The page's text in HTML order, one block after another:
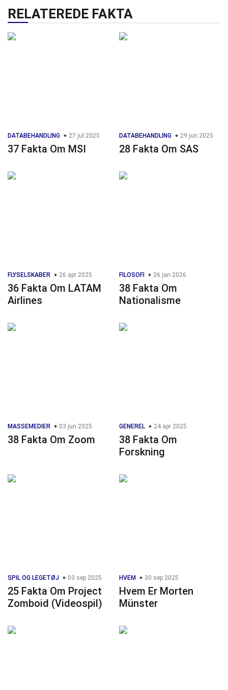
RELATEREDE FAKTA
DATABEHANDLING 27 jul 2025
37 Fakta Om MSI
DATABEHANDLING 29 jun 2025
28 Fakta Om SAS
FLYSELSKABER 26 apr 2025
36 Fakta Om LATAM
Airlines
FILOSOFI 26 jan 2026
38 Fakta Om
Nationalisme
MASSEMEDIER 03 jun 2025
38 Fakta Om Zoom
GENEREL 24 apr 2025
38 Fakta Om
Forskning
SPIL OG LEGETØJ 03 sep 2025
25 Fakta Om Project
Zomboid (Videospil)
HVEM 30 sep 2025
Hvem Er Morten
Münster